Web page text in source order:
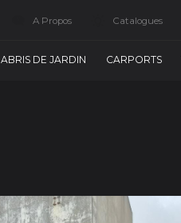
ABRIS DE JARDIN CARPORTS
A Propos Catalogues